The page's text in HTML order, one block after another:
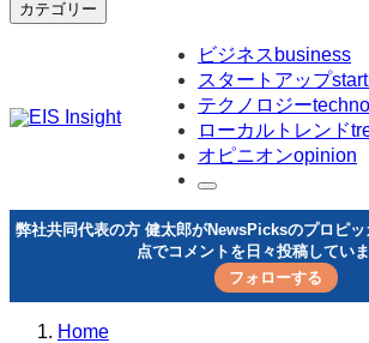
カテゴリー
ビジネス business
スタートアップ
テクノロジー
ローカルトレンド
オピニオンopinion
弊社共同代表の方 健太郎がNewsPicksのプロピ
点でコメントを日々投稿してい
フォローする
Home